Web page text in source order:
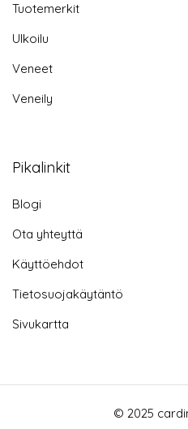
Tuotemerkit
Ulkoilu
Veneet
Veneily
Pikalinkit
Blogi
Ota yhteyttä
Käyttöehdot
Tietosuojakäytäntö
Sivukartta
© 2025